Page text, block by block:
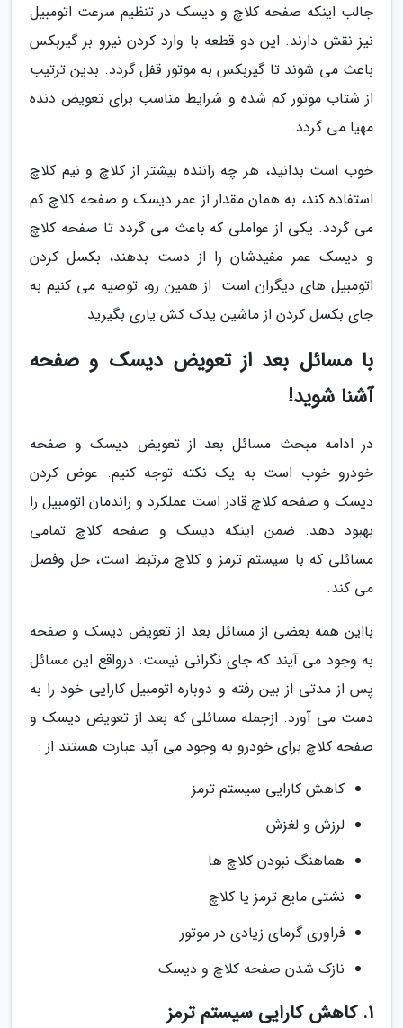
جالب اینکه صفحه کلاچ و دیسک در تنظیم سرعت اتومبیل
نیز نقش دارند. این دو قطعه با وارد کردن نیرو بر گیربکس
باعث می شوند تا گیربکس به موتور قفل گردد. بدین ترتیب
از شتاب موتور کم شده و شرایط مناسب برای تعویض دنده
مهیا می گردد.
خوب است بدانید، هر چه راننده بیشتر از کلاچ و نیم کلاچ
استفاده کند، به همان مقدار از عمر دیسک و صفحه کلاچ کم
می گردد. یکی از عواملی که باعث می گردد تا صفحه کلاچ
و دیسک عمر مفیدشان را از دست بدهند، بکسل کردن
اتومبیل های دیگران است. از همین رو، توصیه می کنیم به
جای بکسل کردن از ماشین یدک کش یاری بگیرید.
با مسائل بعد از تعویض دیسک و صفحه
آشنا شوید!
در ادامه مبحث مسائل بعد از تعویض دیسک و صفحه
خودرو خوب است به یک نکته توجه کنیم. عوض کردن
دیسک و صفحه کلاچ قادر است عملکرد و راندمان اتومبیل را
بهبود دهد. ضمن اینکه دیسک و صفحه کلاچ تمامی
مسائلی که با سیستم ترمز و کلاچ مرتبط است، حل وفصل
می کند.
بااین همه بعضی از مسائل بعد از تعویض دیسک و صفحه
به وجود می آیند که جای نگرانی نیست. درواقع این مسائل
پس از مدتی از بین رفته و دوباره اتومبیل کارایی خود را به
دست می آورد. ازجمله مسائلی که بعد از تعویض دیسک و
صفحه کلاچ برای خودرو به وجود می آید عبارت هستند از :
کاهش کارایی سیستم ترمز
لرزش و لغزش
هماهنگ نبودن کلاچ ها
نشتی مایع ترمز یا کلاچ
فراوری گرمای زیادی در موتور
نازک شدن صفحه کلاچ و دیسک
1. کاهش کارایی سیستم ترمز